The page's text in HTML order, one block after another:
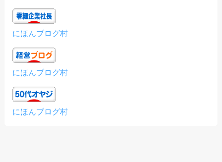
にほんブログ村
にほんブログ村
にほんブログ村